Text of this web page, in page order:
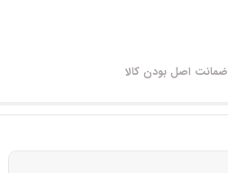
ضمانت اصل بودن کالا